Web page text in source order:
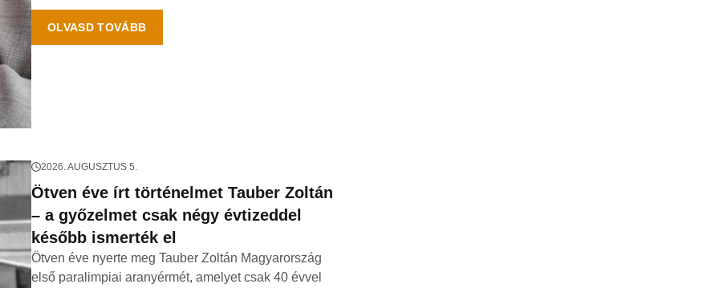
OLVASD TOVÁBB
2026. AUGUSZTUS 5.
Ötven éve írt történelmet Tauber Zoltán
– a győzelmet csak négy évtizeddel
később ismerték el
Ötven éve nyerte meg Tauber Zoltán Magyarország
első paralimpiai aranyérmét, amelyet csak 40 évvel